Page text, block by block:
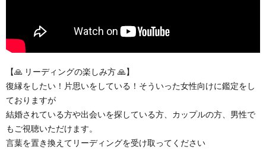
【🙏 リーディングの楽しみ方 🙏】
復縁をしたい！片思いをしている！そういった女性向けに鑑定をし
ておりますが
結婚されている方や出会いを探している方、カップルの方、男性で
もご視聴いただけます。
言葉を置き換えてリーディングを受け取ってください